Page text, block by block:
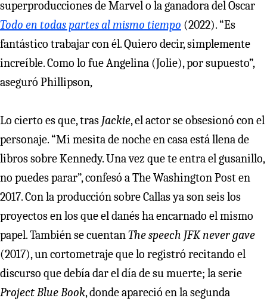
superproducciones de Marvel o la ganadora del Oscar
Todo en todas partes al mismo tiempo (2022). “Es
fantástico trabajar con él. Quiero decir, simplemente
increíble. Como lo fue Angelina (Jolie), por supuesto”,
aseguró Phillipson,
Lo cierto es que, tras Jackie, el actor se obsesionó con el
personaje. “Mi mesita de noche en casa está llena de
libros sobre Kennedy. Una vez que te entra el gusanillo,
no puedes parar”, confesó a The Washington Post en
2017. Con la producción sobre Callas ya son seis los
proyectos en los que el danés ha encarnado el mismo
papel. También se cuentanThe speech JFK never gave
(2017), un cortometraje que lo registró recitando el
discurso que debía dar el día de su muerte; la serie
Project Blue Book, donde apareció en la segunda